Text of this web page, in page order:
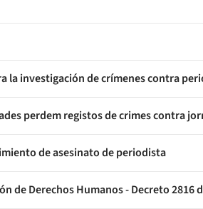
la investigación de crímenes contra
perdem registos de crimes contra
de asesinato de periodista
de Derechos Humanos - Decreto 2816